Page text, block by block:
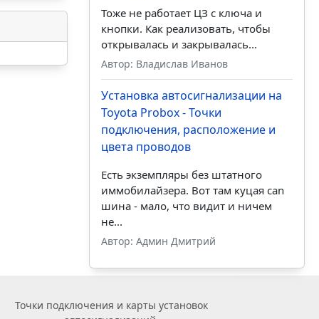
Тоже не работает ЦЗ с ключа и
кнопки. Как реализовать, чтобы
открывалась и закрывалась...
Автор: Владислав Иванов
Установка автосигнализации на
Toyota Probox - Точки
подключения, расположение и
цвета проводов
Есть экземпляры без штатного
иммобилайзера. Вот там куцая can
шина - мало, что видит и ничем
не...
Автор: Админ Дмитрий
Точки подключения и карты установок